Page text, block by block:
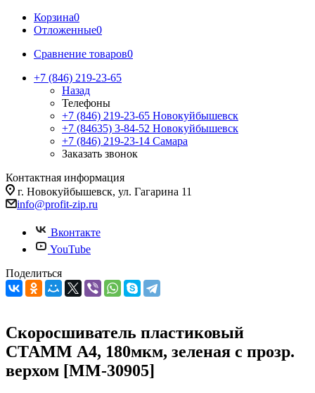
Корзина0
Отложенные0
Сравнение товаров0
+7 (846) 219-23-65
Назад
Телефоны
+7 (846) 219-23-65 Новокуйбышевск
+7 (84635) 3-84-52 Новокуйбышевск
+7 (846) 219-23-14 Самара
Заказать звонок
Контактная информация
г. Новокуйбышевск, ул. Гагарина 11
info@profit-zip.ru
Вконтакте
YouTube
Поделиться
Скоросшиватель пластиковый
СТАММ А4, 180мкм, зеленая с прозр.
верхом [ММ-30905]